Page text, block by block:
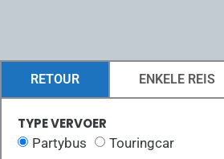
RETOUR ENKELE REIS
TYPE VERVOER
Partybus Touringcar